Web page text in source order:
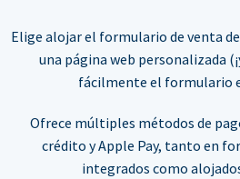
Elige alojar el formulario de venta
una página web personalizada
fácilmente el formulario
Ofrece múltiples métodos de
crédito y Apple Pay, tanto en
integrados como